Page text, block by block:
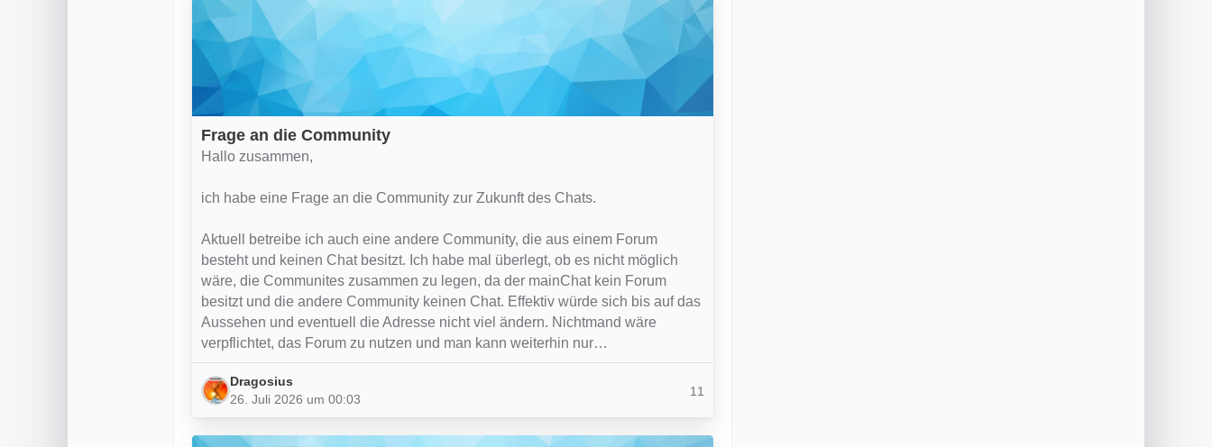
Frage an die Community
Hallo zusammen,
ich habe eine Frage an die Community zur Zukunft des Chats.
Aktuell betreibe ich auch eine andere Community, die aus einem Forum
besteht und keinen Chat besitzt. Ich habe mal überlegt, ob es nicht möglich
wäre, die Communites zusammen zu legen, da der mainChat kein Forum
besitzt und die andere Community keinen Chat. Effektiv würde sich bis auf das
Aussehen und eventuell die Adresse nicht viel ändern. Nichtmand wäre
verpflichtet, das Forum zu nutzen und man kann weiterhin nur…
Dragosius
26. Juli 2026 um 00:03
11